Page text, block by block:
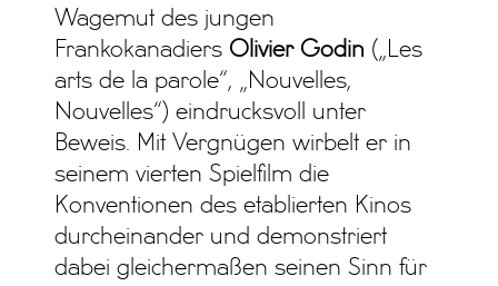
Wagemut des jungen
Frankokanadiers Olivier Godin („Les
arts de la parole“, „Nouvelles,
Nouvelles“) eindrucksvoll unter
Beweis. Mit Vergnügen wirbelt er in
seinem vierten Spielfilm die
Konventionen des etablierten Kinos
durcheinander und demonstriert
dabei gleichermaßen seinen Sinn für